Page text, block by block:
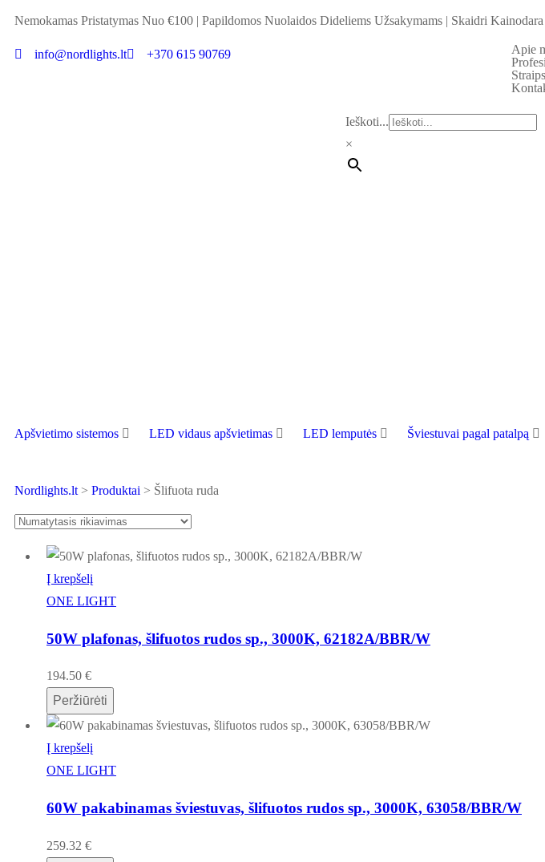
Nemokamas Pristatymas Nuo €100 | Papildomos Nuolaidos Dideliems Užsakymams | Skaidri Kainodara
info@nordlights.lt +370 615 90769
Apie
Ieškoti...
×
Apšvietimo sistemos LED vidaus apšvietimas LED lemputės Šviestuvai pagal patalpą
Nordlights.lt > Produktai > Šlifuota ruda
Į krepšelį
ONE LIGHT
50W plafonas, šlifuotos rudos sp., 3000K, 62182A/BBR/W
194.50 €
Peržiūrėti
Į krepšelį
ONE LIGHT
60W pakabinamas šviestuvas, šlifuotos rudos sp., 3000K, 63058/BBR/W
259.32 €